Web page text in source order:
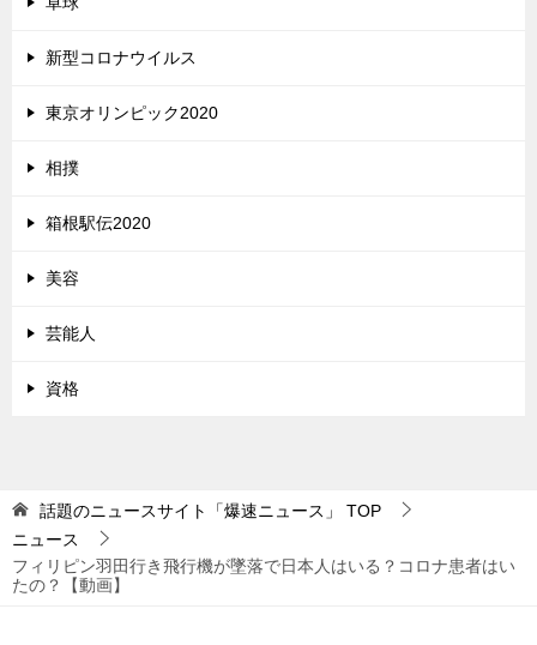
新型コロナウイルス
東京オリンピック2020
相撲
箱根駅伝2020
美容
芸能人
資格
話題のニュースサイト「爆速ニュース」
TOP
ニュース
フィリピン羽田行き飛行機が墜落で日本人はいる？コロナ患者はい
たの？【動画】